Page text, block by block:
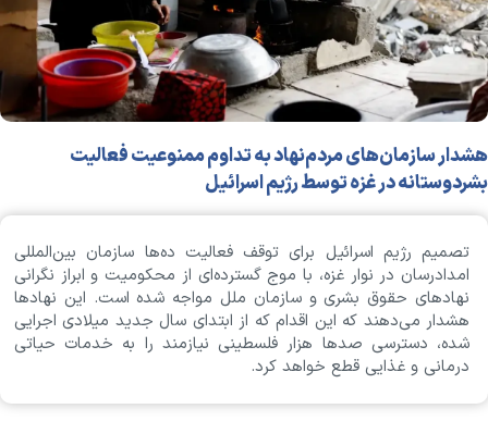
هشدار سازمان‌های مردم‌نهاد به تداوم ممنوعیت فعالیت
بشردوستانه در غزه توسط رژیم اسرائیل
تصمیم رژیم اسرائیل برای توقف فعالیت ده‌ها سازمان بین‌المللی
امدادرسان در نوار غزه، با موج گسترده‌ای از محکومیت و ابراز نگرانی
نهاد‌های حقوق بشری و سازمان ملل مواجه شده است. این نهاد‌ها
هشدار می‌دهند که این اقدام که از ابتدای سال جدید میلادی اجرایی
شده، دسترسی صد‌ها هزار فلسطینی نیازمند را به خدمات حیاتی
درمانی و غذایی قطع خواهد کرد.